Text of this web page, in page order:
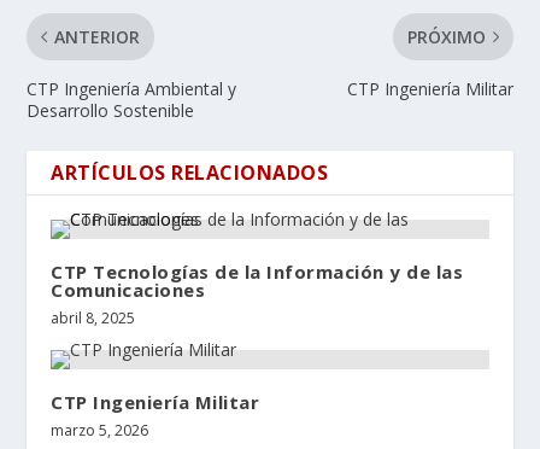
ANTERIOR
CTP Ingeniería Ambiental y
Desarrollo Sostenible
PRÓXIMO
CTP Ingeniería Militar
ARTÍCULOS RELACIONADOS
CTP Tecnologías de la Información y de las
Comunicaciones
abril 8, 2025
CTP Ingeniería Militar
marzo 5, 2026